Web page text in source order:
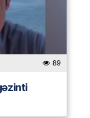
89